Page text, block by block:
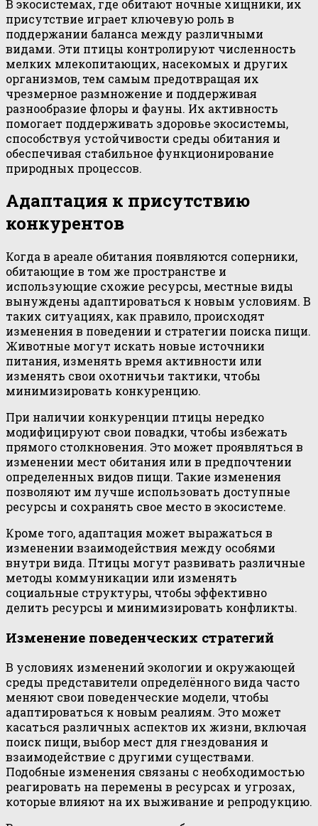
В экосистемах, где обитают ночные хищники, их
присутствие играет ключевую роль в
поддержании баланса между различными
видами. Эти птицы контролируют численность
мелких млекопитающих, насекомых и других
организмов, тем самым предотвращая их
чрезмерное размножение и поддерживая
разнообразие флоры и фауны. Их активность
помогает поддерживать здоровье экосистемы,
способствуя устойчивости среды обитания и
обеспечивая стабильное функционирование
природных процессов.
Адаптация к присутствию
конкурентов
Когда в ареале обитания появляются соперники,
обитающие в том же пространстве и
использующие схожие ресурсы, местные виды
вынуждены адаптироваться к новым условиям. В
таких ситуациях, как правило, происходят
изменения в поведении и стратегии поиска пищи.
Животные могут искать новые источники
питания, изменять время активности или
изменять свои охотничьи тактики, чтобы
минимизировать конкуренцию.
При наличии конкуренции птицы нередко
модифицируют свои повадки, чтобы избежать
прямого столкновения. Это может проявляться в
изменении мест обитания или в предпочтении
определенных видов пищи. Такие изменения
позволяют им лучше использовать доступные
ресурсы и сохранять свое место в экосистеме.
Кроме того, адаптация может выражаться в
изменении взаимодействия между особями
внутри вида. Птицы могут развивать различные
методы коммуникации или изменять
социальные структуры, чтобы эффективно
делить ресурсы и минимизировать конфликты.
Изменение поведенческих стратегий
В условиях изменений экологии и окружающей
среды представители определённого вида часто
меняют свои поведенческие модели, чтобы
адаптироваться к новым реалиям. Это может
касаться различных аспектов их жизни, включая
поиск пищи, выбор мест для гнездования и
взаимодействие с другими существами.
Подобные изменения связаны с необходимостью
реагировать на перемены в ресурсах и угрозах,
которые влияют на их выживание и репродукцию.